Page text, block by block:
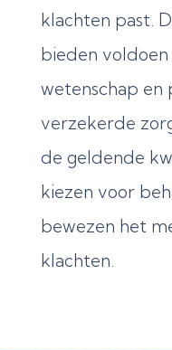
klachten past.
bieden voldoen
wetenschap en
verzekerde
de geldende
kiezen voor
bewezen het
klachten.